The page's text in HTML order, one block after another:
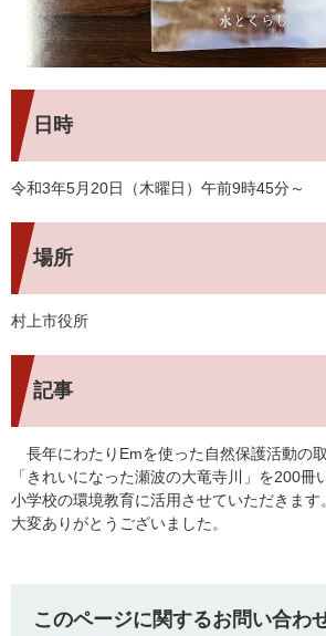
日時
令和3年5月20日（木曜日）午前9時45分～
場所
村上市役所
記事
長年にわたりEmを使った自然保護活動の
「きれいになった瀬波の大竜寺川」を200冊
小学校の環境教育に活用させていただきます。
大変ありがとうございました。
このページに関するお問い合わ